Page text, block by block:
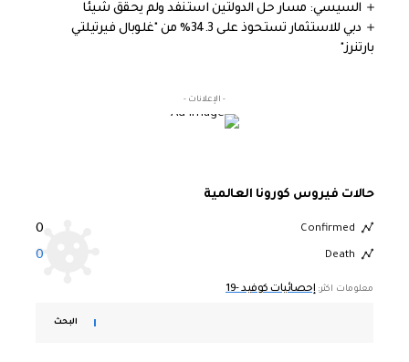
السيسي: مسار حل الدولتين استنفد ولم يحقق شيئا
دبي للاستثمار تستحوذ على 34.3% من "غلوبال فيرتيلتي
بارتنرز"
- الإعلانات -
حالات فيروس كورونا العالمية
Confirmed
0
Death
0
معلومات اكثر: إحصائيات كوفيد -19
البحث